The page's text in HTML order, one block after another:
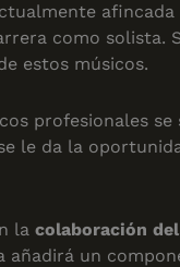
afincada
como solista.
estos músicos.
profesionales
le da la
la colaboración
añadirá un